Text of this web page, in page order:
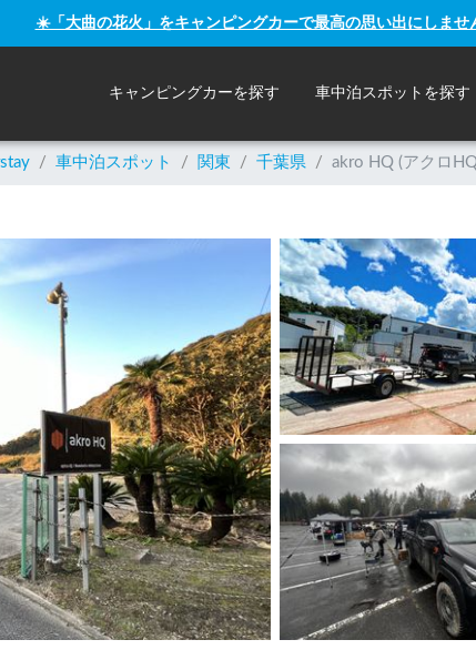
☀️「大曲の花火」をキャンピングカーで最高の思い出にしませ
キャンピングカーを探す 車中泊スポットを探す
/ 車中泊スポット / 関東 / 千葉県 / akro HQ (アクロ